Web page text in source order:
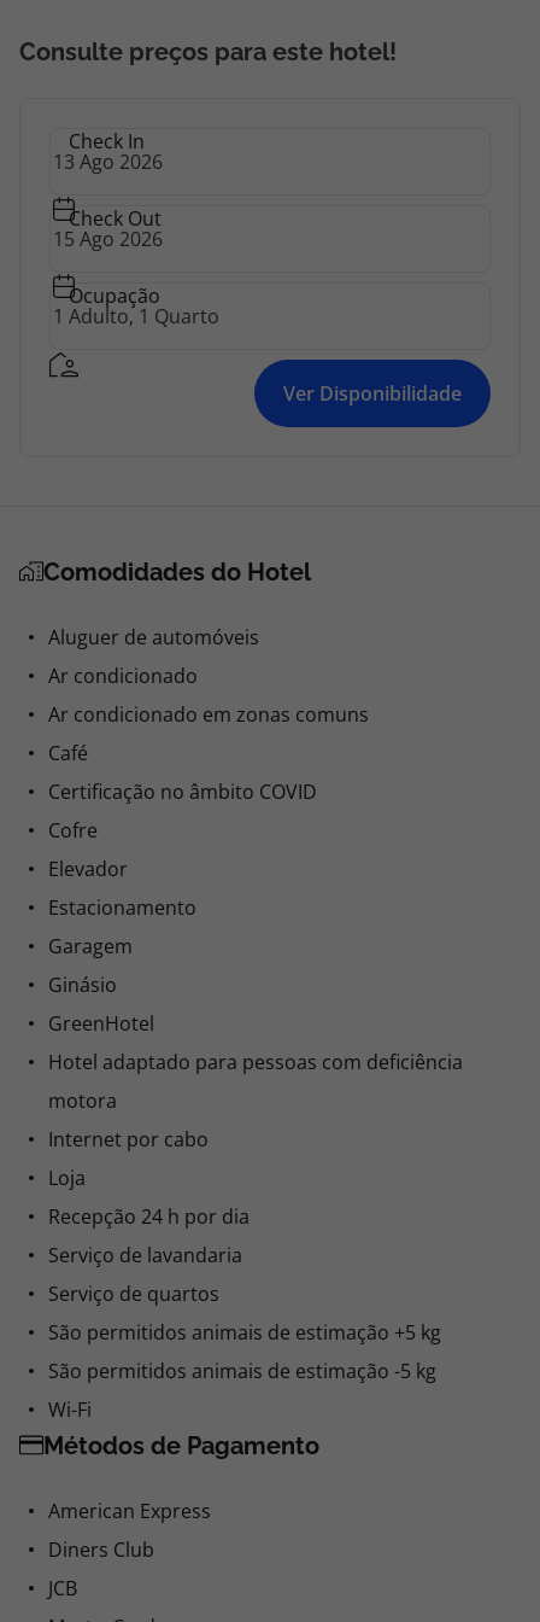
Consulte preços para este hotel!
Check In
Check Out
Ocupação
Ver Disponibilidade
Comodidades do Hotel
Aluguer de automóveis
Ar condicionado
Ar condicionado em zonas comuns
Café
Certificação no âmbito COVID
Cofre
Elevador
Estacionamento
Garagem
Ginásio
GreenHotel
Hotel adaptado para pessoas com deficiência
motora
Internet por cabo
Loja
Recepção 24 h por dia
Serviço de lavandaria
Serviço de quartos
São permitidos animais de estimação +5 kg
São permitidos animais de estimação -5 kg
Wi-Fi
Métodos de Pagamento
American Express
Diners Club
JCB